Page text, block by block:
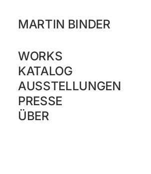
MARTIN BINDER
WORKS
KATALOG
AUSSTELLUNGEN
PRESSE
ÜBER